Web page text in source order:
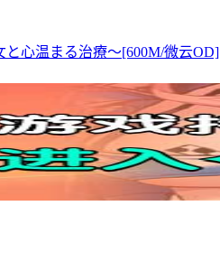
心温まる治療～[600M/微云OD]